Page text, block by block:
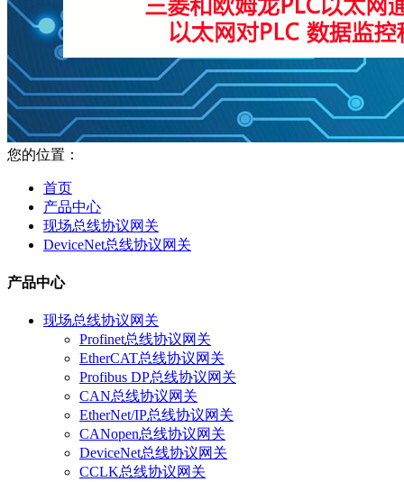
您的位置：
首页
产品中心
现场总线协议网关
DeviceNet总线协议网关
产品中心
现场总线协议网关
Profinet总线协议网关
EtherCAT总线协议网关
Profibus DP总线协议网关
CAN总线协议网关
EtherNet/IP总线协议网关
CANopen总线协议网关
DeviceNet总线协议网关
CCLK总线协议网关